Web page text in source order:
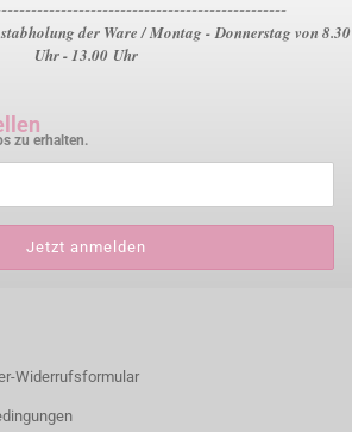
der Ware / Montag - Donnerstag von 8.30
Uhr - 13.00 Uhr
zu erhalten.
Widerrufsformular